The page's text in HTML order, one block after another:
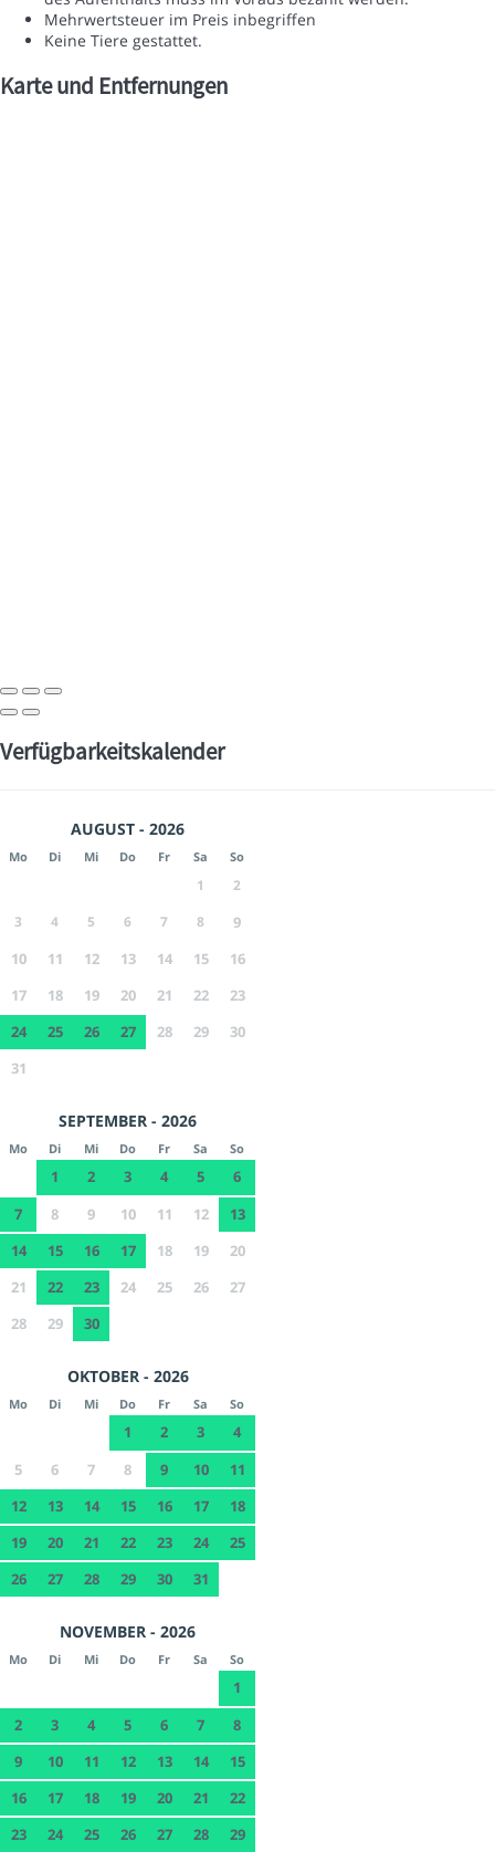
Mehrwertsteuer im Preis inbegriffen
Keine Tiere gestattet.
Karte und Entfernungen
Verfügbarkeitskalender
AUGUST - 2026
Mo Di Mi Do Fr Sa So
1
2
3
4 5 6 7 8
9
10
11 12 13 14 15
16
17
18 19 20 21 22
23
24
25 26 27 28 29
30
31
SEPTEMBER - 2026
Mo Di Mi Do Fr Sa So
1 2 3 4 5
6
7
8 9 10 11 12
13
14
15 16 17 18 19
20
21
22 23 24 25 26
27
28
29 30
OKTOBER - 2026
Mo Di Mi Do Fr Sa So
1 2 3
4
5
6 7 8 9 10
11
12
13 14 15 16 17
18
19
20 21 22 23 24
25
26
27 28 29 30 31
NOVEMBER - 2026
Mo Di Mi Do Fr Sa So
1
2
3 4 5 6 7
8
9
10 11 12 13 14
15
16
17 18 19 20 21
22
23
24 25 26 27 28
29